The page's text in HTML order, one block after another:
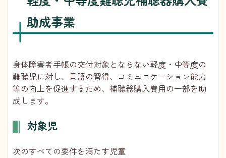
助成事業
身体障害者手帳の交付対象とならない軽度・中等度の
難聴児に対し、言語の習得、コミュニケーション能力
等の向上を促進するため、補聴器購入費用の一部を助
成します。
対象児
次のすべての要件を満たす児童